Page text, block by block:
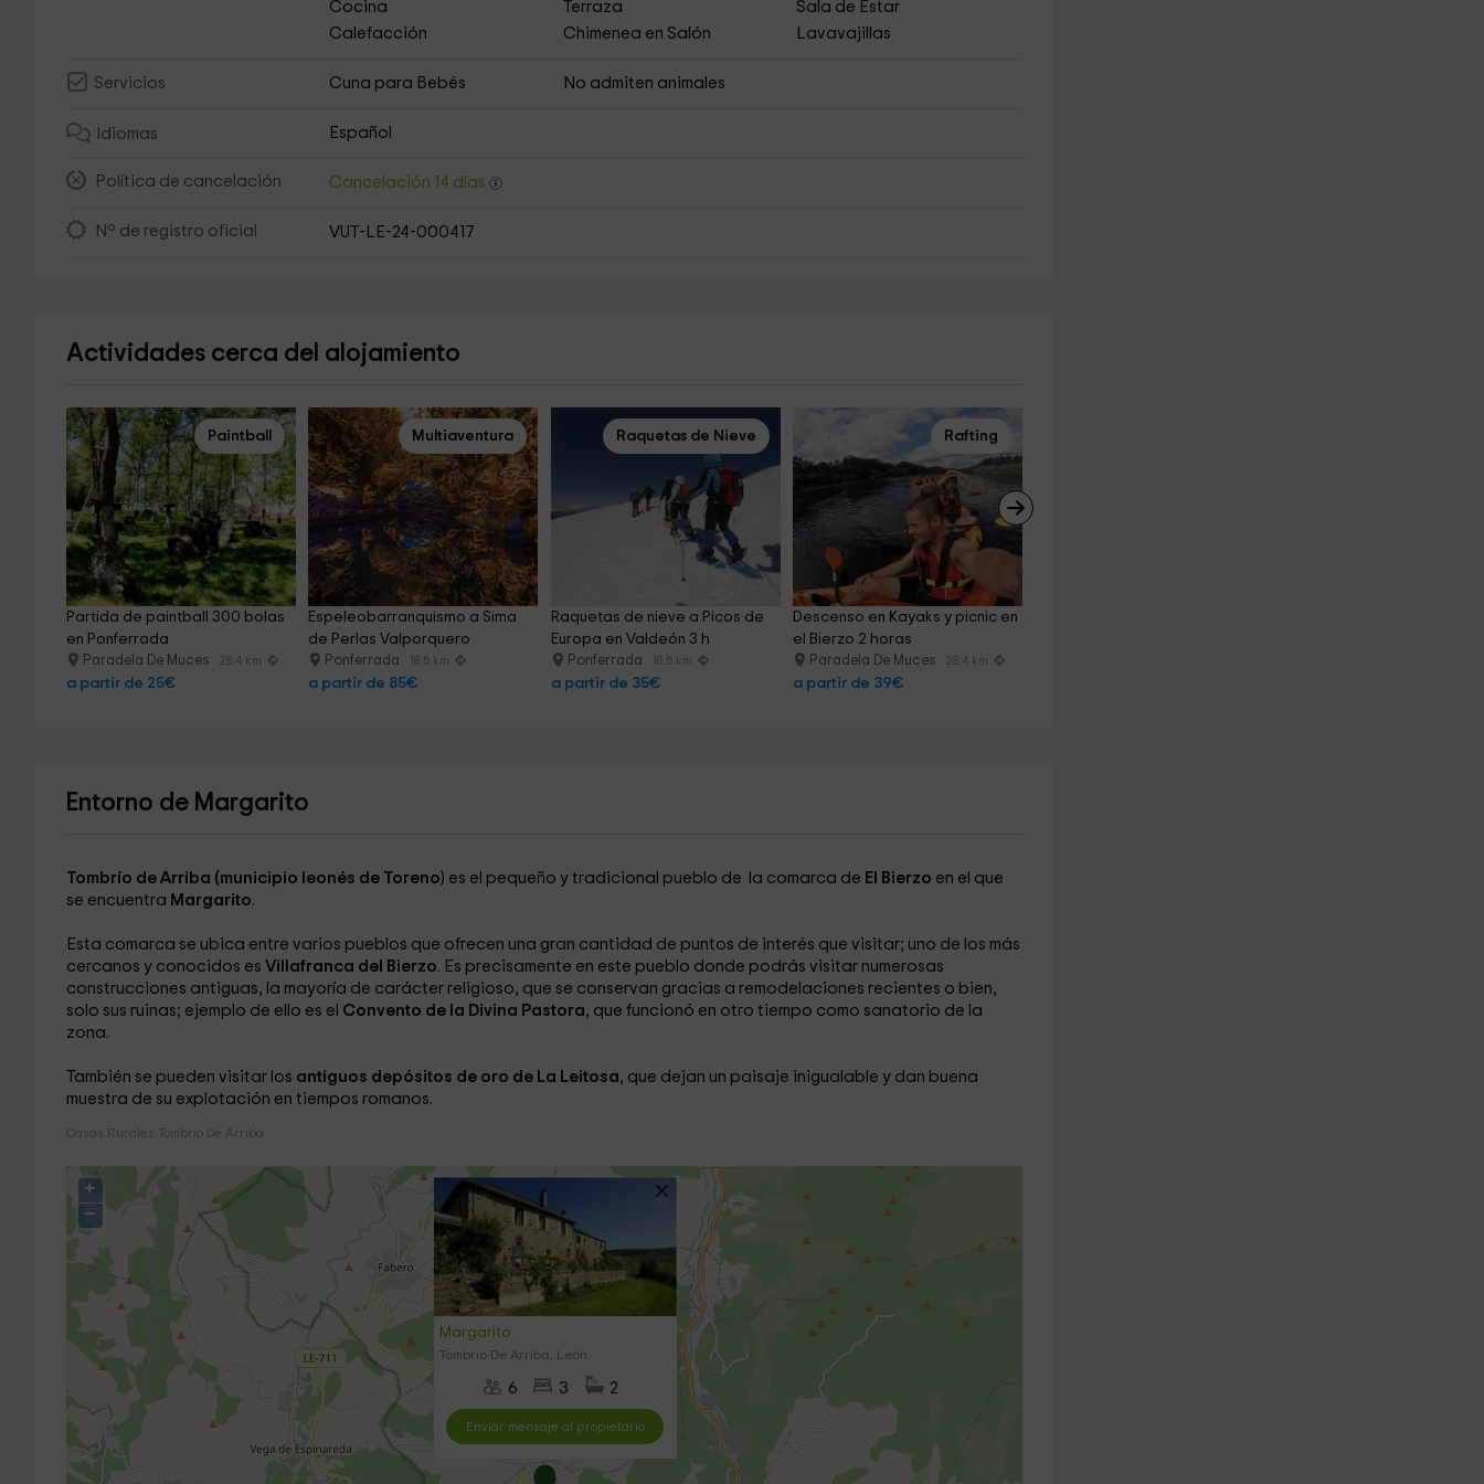
Cocina
Terraza
Sala de Estar
Calefacción
Chimenea en Salón Lavavajillas
Servicios Cuna para Bebés No admiten animales
Idiomas Español
Política de cancelación Cancelación 14 días
Nº de registro oficial VUT-LE-24-000417
Actividades cerca del alojamiento
Paintball
Partida de paintball 300 bolas
en Ponferrada
Paradela De Muces 28.4 km
a partir de 25€
Multiaventura
Espeleobarranquismo a Sima
de Perlas Valporquero
Ponferrada 18.5 km
a partir de 85€
Raquetas de Nieve
Raquetas de nieve a Picos de
Europa en Valdeón 3 h
Ponferrada 18.5 km
a partir de 35€
Rafting
Descenso en Kayaks y picnic en
el Bierzo 2 horas
Paradela De Muces 28.4 km
a partir de 39€
Entorno de Margarito
Tombrío de Arriba (municipio leonés de Toreno) es el pequeño y tradicional pueblo de la comarca de El Bierzo en el que
se encuentra Margarito.
Esta comarca se ubica entre varios pueblos que ofrecen una gran cantidad de puntos de interés que visitar; uno de los más
cercanos y conocidos es Villafranca del Bierzo. Es precisamente en este pueblo donde podrás visitar numerosas
construcciones antiguas, la mayoría de carácter religioso, que se conservan gracias a remodelaciones recientes o bien,
solo sus ruinas; ejemplo de ello es el Convento de la Divina Pastora, que funcionó en otro tiempo como sanatorio de la
zona.
También se pueden visitar los antiguos depósitos de oro de La Leitosa, que dejan un paisaje inigualable y dan buena
muestra de su explotación en tiempos romanos.
Casas Rurales Tombrio De Arriba
Margarito
Tombrio De Arriba, León
6 3 2
Enviar mensaje al propietario
+
−